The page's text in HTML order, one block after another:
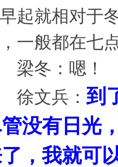
起就相对于
一般都在七
冬：嗯！
文兵： 到
没有日光
，我就可